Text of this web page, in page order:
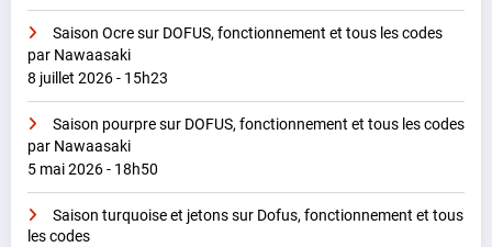
Saison Ocre sur DOFUS, fonctionnement et tous les codes
par Nawaasaki
8 juillet 2026 - 15h23
Saison pourpre sur DOFUS, fonctionnement et tous les codes
par Nawaasaki
5 mai 2026 - 18h50
Saison turquoise et jetons sur Dofus, fonctionnement et tous
les codes